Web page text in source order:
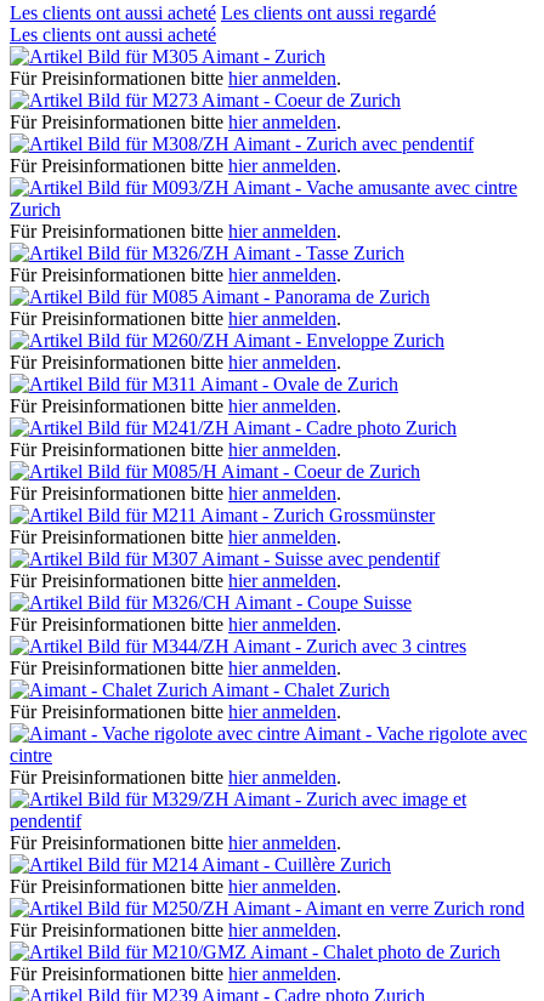
Les clients ont aussi acheté Les clients ont aussi regardé
Les clients ont aussi acheté
Aimant - Zurich
Für Preisinformationen bitte hier anmelden.
Aimant - Coeur de Zurich
Für Preisinformationen bitte hier anmelden.
Aimant - Zurich avec pendentif
Für Preisinformationen bitte hier anmelden.
Aimant - Vache amusante avec cintre
Zurich
Für Preisinformationen bitte hier anmelden.
Aimant - Tasse Zurich
Für Preisinformationen bitte hier anmelden.
Aimant - Panorama de Zurich
Für Preisinformationen bitte hier anmelden.
Aimant - Enveloppe Zurich
Für Preisinformationen bitte hier anmelden.
Aimant - Ovale de Zurich
Für Preisinformationen bitte hier anmelden.
Aimant - Cadre photo Zurich
Für Preisinformationen bitte hier anmelden.
Aimant - Coeur de Zurich
Für Preisinformationen bitte hier anmelden.
Aimant - Zurich Grossmünster
Für Preisinformationen bitte hier anmelden.
Aimant - Suisse avec pendentif
Für Preisinformationen bitte hier anmelden.
Aimant - Coupe Suisse
Für Preisinformationen bitte hier anmelden.
Aimant - Zurich avec 3 cintres
Für Preisinformationen bitte hier anmelden.
Aimant - Chalet Zurich
Für Preisinformationen bitte hier anmelden.
Aimant - Vache rigolote avec
cintre
Für Preisinformationen bitte hier anmelden.
Aimant - Zurich avec image et
pendentif
Für Preisinformationen bitte hier anmelden.
Aimant - Cuillère Zurich
Für Preisinformationen bitte hier anmelden.
Aimant - Aimant en verre Zurich rond
Für Preisinformationen bitte hier anmelden.
Aimant - Chalet photo de Zurich
Für Preisinformationen bitte hier anmelden.
Aimant - Cadre photo Zurich